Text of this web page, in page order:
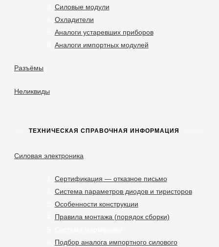
Силовые модули
Охладители
Аналоги устаревших приборов
Аналоги импортных модулей
Разъёмы
Неликвиды
ТЕХНИЧЕСКАЯ СПРАВОЧНАЯ ИНФОРМАЦИЯ
Силовая электроника
Сертификация — отказное письмо
Система параметров диодов и тиристоров
Особенности конструкции
Правила монтажа (порядок сборки)
Подбор аналога импортного силового